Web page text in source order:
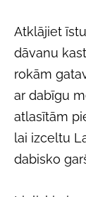
Atklājiet
dāvanu
rokām
ar dabīgu
atlasītām
lai izceltu
dabisko